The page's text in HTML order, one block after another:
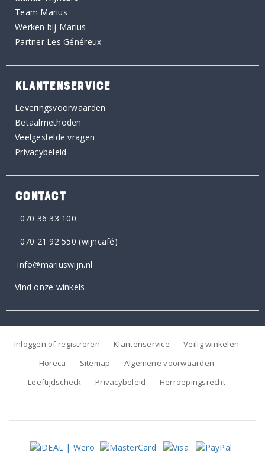
Team Marius
Werken bij Marius
Partner Les Généreux
KLANTENSERVICE
Leveringsvoorwaarden
Betaalmethoden
Veelgestelde vragen
Privacybeleid
CONTACT
070 36 33 100
070 21 92 550 (wijncafé)
info@mariuswijn.nl
Vind onze winkels
Inloggen of registreren Klantenservice
Veilig winkelen
Horeca
Sitemap
Algemene voorwaarden
Leeftijdscheck
Privacybeleid Herroepingsrecht